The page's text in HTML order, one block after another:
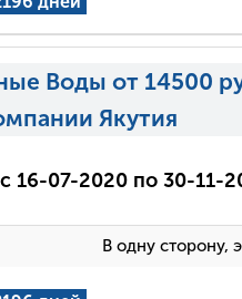
Воды от 14500
Якутия
16-07-2020 по 30-11-
В одну сторону,